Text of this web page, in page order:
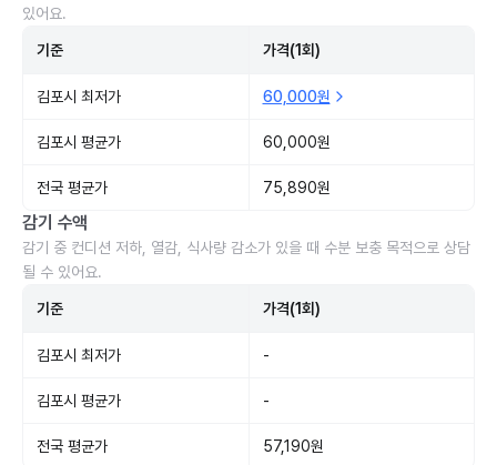
있어요.
기준 가격(1회)
김포시 최저가 60,000원
김포시 평균가 60,000원
전국 평균가 75,890원
감기 수액
감기 중 컨디션 저하, 열감, 식사량 감소가 있을 때 수분 보충 목적으로 상담
될 수 있어요.
기준 가격(1회)
김포시 최저가 -
김포시 평균가 -
전국 평균가 57,190원